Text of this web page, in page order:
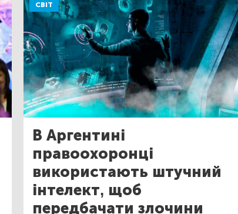
СВІТ
В Аргентині
правоохоронці
використають штучний
інтелект, щоб
передбачати злочини